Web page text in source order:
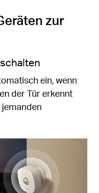
zur
ein, wenn
der Tür erkennt